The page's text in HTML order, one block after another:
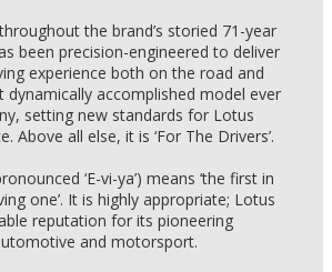
the brand’s storied 71-year
been precision-engineered to deliver
experience both on the road and
dynamically accomplished model ever
setting new standards for Lotus
Above all else, it is ‘For The Drivers’.
‘E-vi-ya’) means ‘the first in
one’. It is highly appropriate; Lotus
reputation for its pioneering
and motorsport.